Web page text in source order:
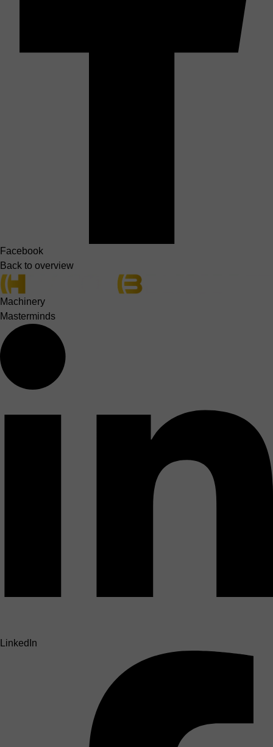
Facebook
Back to overview
Machinery
Masterminds
LinkedIn